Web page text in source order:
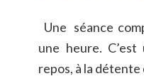
Une séance
une heure. C’est
repos, à la